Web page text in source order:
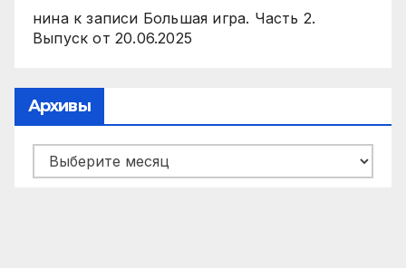
нинак записи Большая игра. Часть 2.
Выпуск от 20.06.2025
Архивы
Архивы